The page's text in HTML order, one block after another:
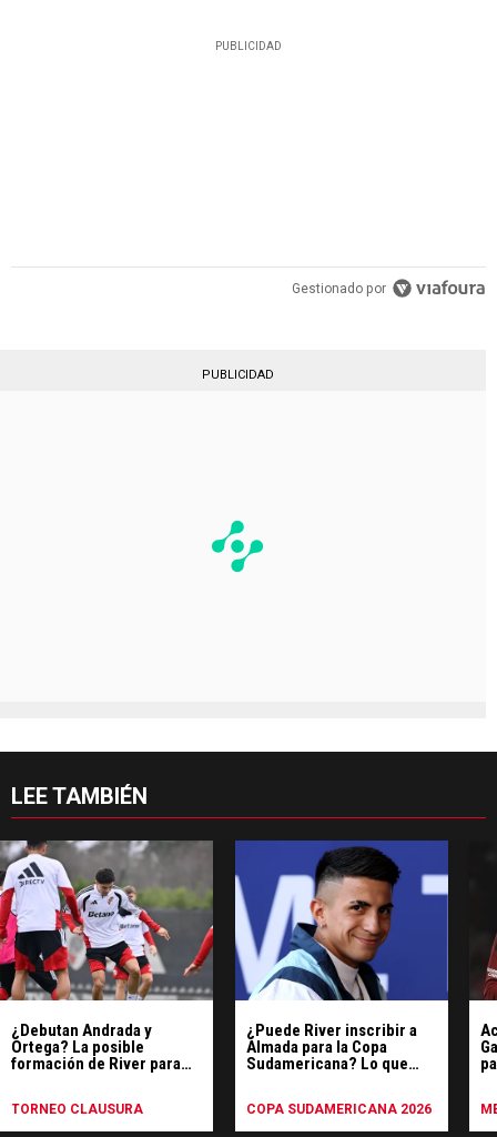
PUBLICIDAD
Gestionado por
PUBLICIDAD
LEE TAMBIÉN
¿Debutan Andrada y
Ortega? La posible
formación de River para
TORNEO CLAUSURA
¿Puede River inscribir a
Almada para la Copa
Sudamericana? Lo que
COPA SUDAMERICANA 2026